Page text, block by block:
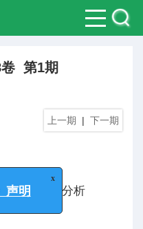
第1期
上一期 | 下一期
系的SRAP分析
明